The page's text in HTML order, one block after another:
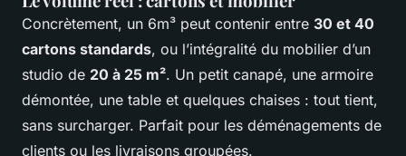
Concrètement, un 6m³ peut contenir entre 30 et 40
cartons standards, ou l’intégralité du mobilier d’un
studio de 20 à 25 m². Un petit canapé, une armoire
démontée, une table et quelques chaises : tout tient,
sans surcharger. Parfait pour les déménagements de
clients ou les livraisons groupées.